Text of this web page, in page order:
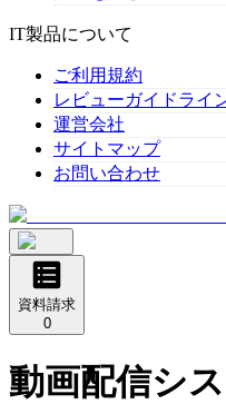
IT製品について
ご利用規約
レビューガイドライ
運営会社
サイトマップ
お問い合わせ
資料請求
0
動画配信シ